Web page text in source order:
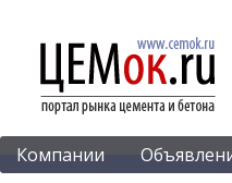
Компании